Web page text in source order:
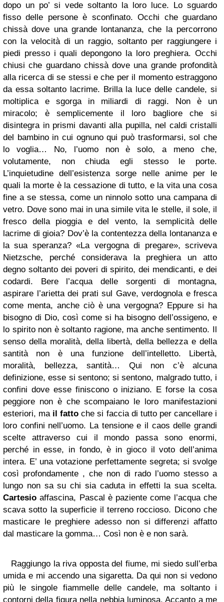
dopo un po’ si vede soltanto la loro luce. Lo sguardo
fisso delle persone è sconfinato. Occhi che guardano
chissà dove una grande lontananza, che la percorrono
con la velocità di un raggio, soltanto per raggiungere i
piedi presso i quali depongono la loro preghiera. Occhi
chiusi che guardano chissà dove una grande profondità
alla ricerca di se stessi e che per il momento estraggono
da essa soltanto lacrime. Brilla la luce delle candele, si
moltiplica e sgorga in miliardi di raggi. Non è un
miracolo; è semplicemente il loro bagliore che si
disintegra in prismi davanti alla pupilla, nel caldi cristalli
del bambino in cui ognuno qui può trasformarsi, sol che
lo voglia… No, l’uomo non è solo, a meno che,
volutamente, non chiuda egli stesso le porte.
L’inquietudine dell’esistenza sorge nelle anime per le
quali la morte è la cessazione di tutto, e la vita una cosa
fine a se stessa, come un ninnolo sotto una campana di
vetro. Dove sono mai in una simile vita le stelle, il sole, il
fresco della pioggia e del vento, la semplicità delle
lacrime di gioia? Dov’è la contentezza della lontananza e
la sua speranza? «La vergogna di pregare», scriveva
Nietzsche, perché considerava la preghiera un atto
degno soltanto dei poveri di spirito, dei mendicanti, e dei
codardi. Bere l’acqua delle sorgenti di montagna,
aspirare l’arietta dei prati sul Gave, verdognola e fresca
come menta, anche ciò è una vergogna? Eppure si ha
bisogno di Dio, così come si ha bisogno dell’ossigeno, e
lo spirito non è soltanto ragione, ma anche sentimento. Il
senso della moralità, della libertà, della bellezza e della
santità non è una funzione dell’intelletto. Libertà,
moralità, bellezza, santità… Qui non c’è alcuna
definizione, esse si sentono; si sentono, malgrado tutto, i
confini dove esse finiscono o iniziano. E forse la cosa
peggiore non è che scompaiano le loro manifestazioni
esteriori, ma il fatto che si faccia di tutto per cancellare i
loro confini nell’uomo. La tensione e il caos delle grandi
scelte attraverso cui il mondo passa sono enormi,
perché in esse, in fondo, è in gioco il voto dell’anima
intera. E’ una votazione perfettamente segreta; si svolge
così profondamente , che non di rado l’uomo stesso a
lungo non sa su chi sia caduta in effetti la sua scelta.
Cartesio affascina, Pascal è paziente come l’acqua che
scava sotto la superficie il terreno roccioso. Dicono che
masticare le preghiere adesso non si differenzi affatto
dal masticare la gomma… Così non è e non sarà.
Raggiungo la riva opposta del fiume, mi siedo sull’erba
umida e mi accendo una sigaretta. Da qui non si vedono
più le singole fiammelle delle candele, ma soltanto i
contorni della figura nella nebbia luminosa. Accanto a me